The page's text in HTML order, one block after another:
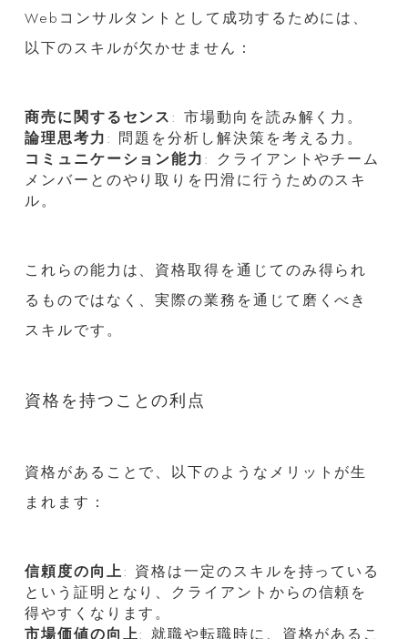
Webコンサルタントとして成功するためには、
以下のスキルが欠かせません：
商売に関するセンス: 市場動向を読み解く力。
論理思考力: 問題を分析し解決策を考える力。
コミュニケーション能力: クライアントやチーム
メンバーとのやり取りを円滑に行うためのスキ
ル。
これらの能力は、資格取得を通じてのみ得られ
るものではなく、実際の業務を通じて磨くべき
スキルです。
資格を持つことの利点
資格があることで、以下のようなメリットが生
まれます：
信頼度の向上: 資格は一定のスキルを持っている
という証明となり、クライアントからの信頼を
得やすくなります。
市場価値の向上: 就職や転職時に、資格があるこ